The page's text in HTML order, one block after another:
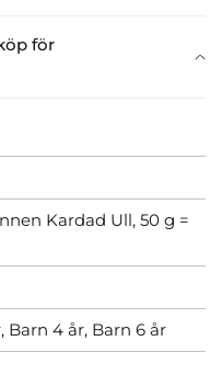
för
Kardad Ull, 50 g =
Barn 4 år, Barn 6 år